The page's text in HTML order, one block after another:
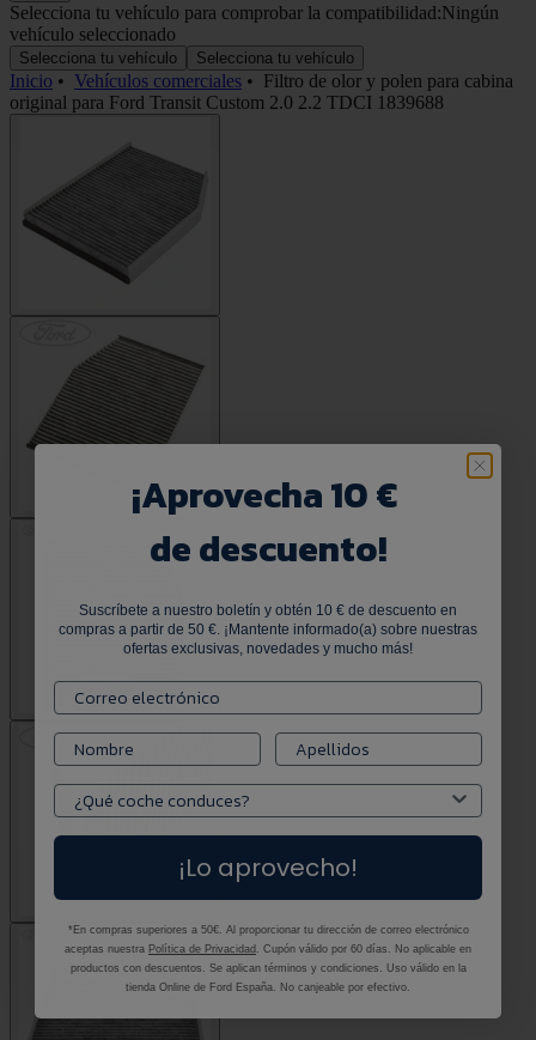
Selecciona tu vehículo para comprobar la compatibilidad:Ningún
vehículo seleccionado
Selecciona tu vehículo Selecciona tu vehículo
Inicio • Vehículos comerciales • Filtro de olor y polen para cabina
original para Ford Transit Custom 2.0 2.2 TDCI 1839688
¡Aprovecha 10 €
de descuento!
Suscríbete a nuestro boletín y obtén 10 € de descuento en
compras a partir de 50 €. ¡Mantente informado(a) sobre nuestras
ofertas exclusivas, novedades y mucho más!
¡Lo aprovecho!
*En compras superiores a 50€. Al proporcionar tu dirección de correo electrónico
aceptas nuestra Política de Privacidad . Cupón válido por 60 días. No aplicable en
productos con descuentos. Se aplican términos y condiciones. Uso válido en la
tienda Online de Ford España. No canjeable por efectivo.